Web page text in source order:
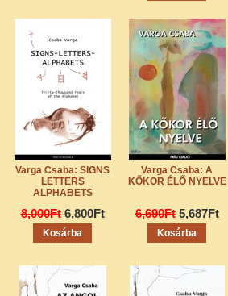
Varga Csaba: SIGNS
LETTERS
ALPHABETS
8,000Ft 6,800Ft
Varga Csaba: A
KŐKOR ÉLŐ NYELVE
6,690Ft 5,687Ft